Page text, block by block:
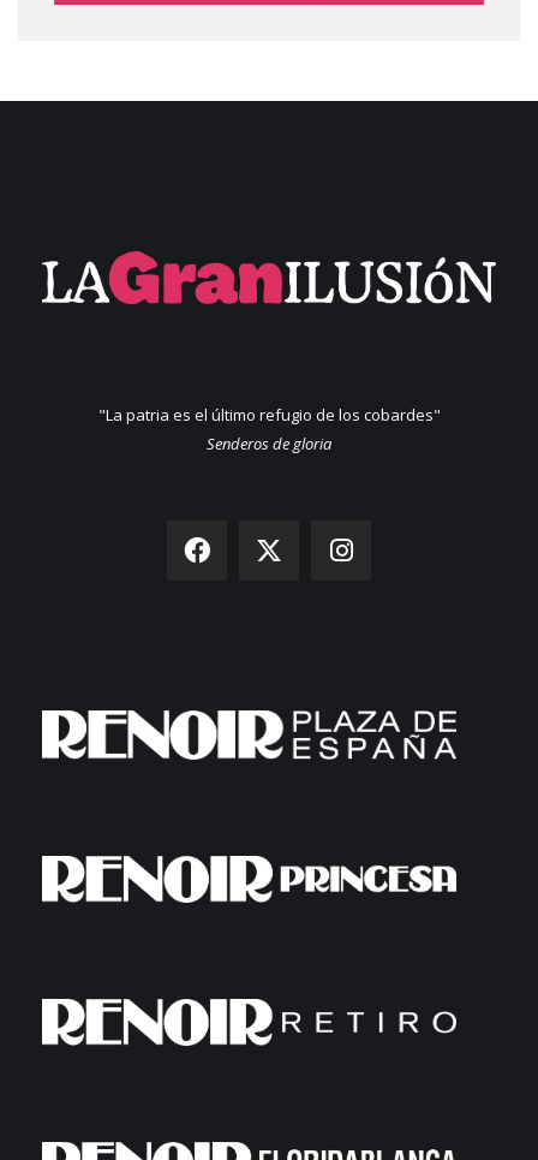
"La patria es el último refugio de los cobardes"
Senderos de gloria